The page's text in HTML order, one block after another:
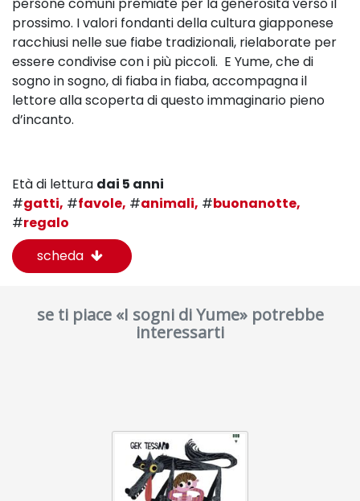
prossimo. I valori fondanti dellacultura giapponese
racchiusi nelle sue fiabe tradizionali, rielaborate per
essere condivise con i più piccoli. E Yume, che di
sogno in sogno, di fiabain fiaba, accompagna il
lettore alla scoperta di questo immaginario pieno
d’incanto.
Età di lettura dai 5 anni
#gatti, #favole, #animali, #buonanotte,
#regalo
scheda
se ti piace «I sogni di Yume» potrebbe
interessarti